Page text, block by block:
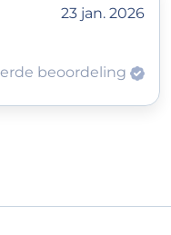
23 jan. 2026
beoordeling